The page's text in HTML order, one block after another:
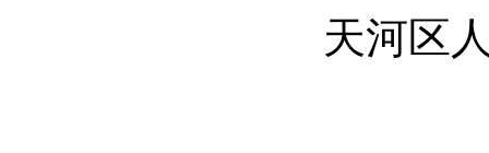
天河区